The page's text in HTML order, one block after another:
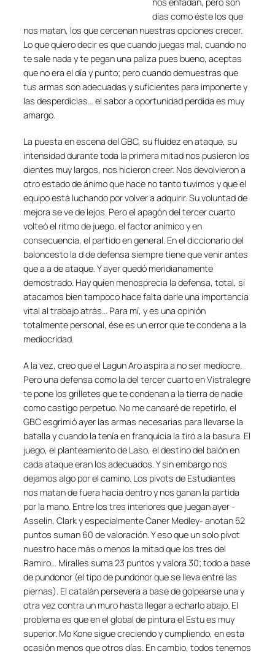
días como éste los que
nos matan, los que cercenan nuestras opciones crecer.
Lo que quiero decir es que cuando juegas mal, cuando no
te sale nada y te pegan una paliza pues bueno, aceptas
que no era el día y punto; pero cuando demuestras que
tus armas son adecuadas y suficientes para imponerte y
las desperdicias… el sabor a oportunidad perdida es muy
amargo.
La puesta en escena del GBC, su fluidez en ataque, su
intensidad durante toda la primera mitad nos pusieron los
dientes muy largos, nos hicieron creer. Nos devolvieron a
otro estado de ánimo que hace no tanto tuvimos y que el
equipo está luchando por volver a adquirir. Su voluntad de
mejora se ve de lejos. Pero el apagón del tercer cuarto
volteó el ritmo de juego, el factor anímico y en
consecuencia, el partido en general. En el diccionario del
baloncesto la d de defensa siempre tiene que venir antes
que a a de ataque. Y ayer quedó meridianamente
demostrado. Hay quien menosprecia la defensa, total, si
atacamos bien tampoco hace falta darle una importancia
vital al trabajo atrás… Para mí, y es una opinión
totalmente personal, ése es un error que te condena a la
mediocridad.
A la vez, creo que el Lagun Aro aspira a no ser mediocre.
Pero una defensa como la del tercer cuarto en Vistralegre
te pone los grilletes que te condenan a la tierra de nadie
como castigo perpetuo. No me cansaré de repetirlo, el
GBC esgrimió ayer las armas necesarias para llevarse la
batalla y cuando la tenía en franquicia la tiró a la basura. El
juego, el planteamiento de Laso, el destino del balón en
cada ataque eran los adecuados. Y sin embargo nos
dejamos algo por el camino. Los pivots de Estudiantes
nos matan de fuera hacia dentro y nos ganan la partida
por la mano. Entre los tres interiores que juegan ayer -
Asselin, Clark y especialmente Caner Medley- anotan 52
puntos suman 60 de valoración. Y eso que un solo pívot
nuestro hace más o menos la mitad que los tres del
Ramiro… Miralles suma 23 puntos y valora 30; todo a base
de pundonor (el tipo de pundonor que se lleva entre las
piernas). El catalán persevera a base de golpearse una y
otra vez contra un muro hasta llegar a echarlo abajo. El
problema es que en el global de pintura el Estu es muy
superior. Mo Kone sigue creciendo y cumpliendo, en esta
ocasión menos que otros días. En cambio, todos tenemos